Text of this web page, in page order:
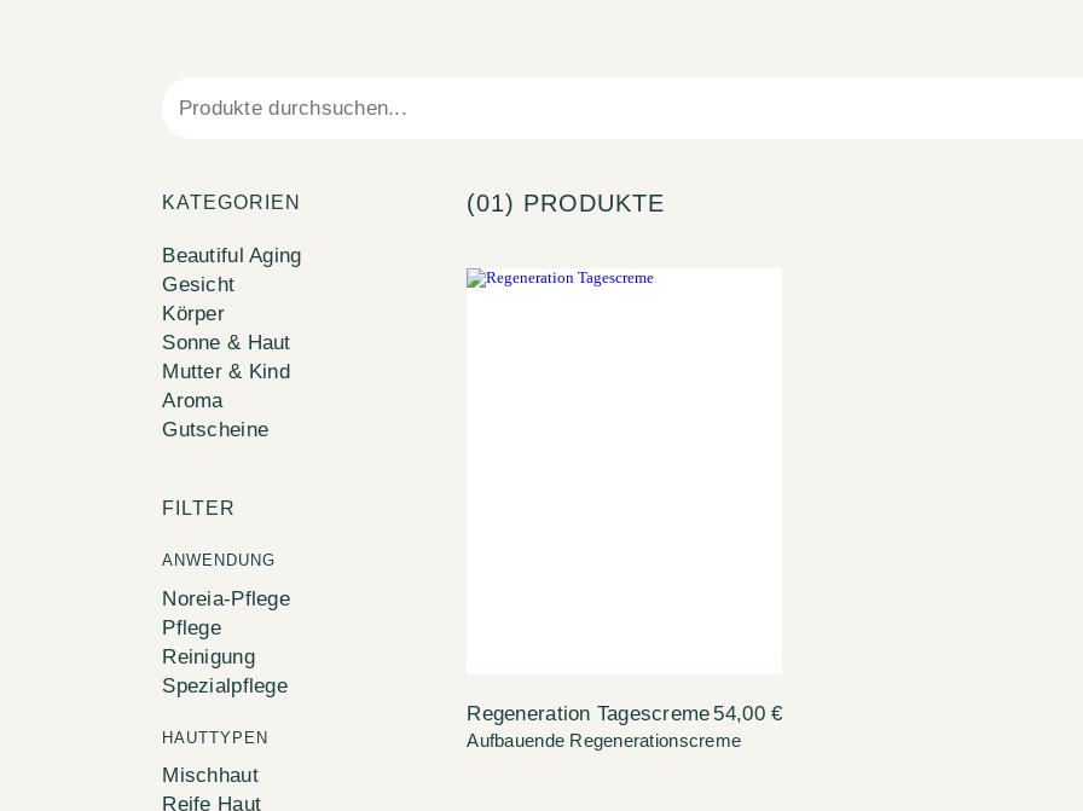
KATEGORIEN
Beautiful Aging
Gesicht
Körper
Sonne & Haut
Mutter & Kind
Aroma
Gutscheine
FILTER
ANWENDUNG
Noreia-Pflege
Pflege
Reinigung
Spezialpflege
HAUTTYPEN
Mischhaut
Reife Haut
(01) PRODUKTE
Regeneration Tagescreme 54,00 €
Aufbauende Regenerationscreme